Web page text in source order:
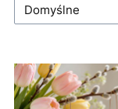
Domyślne